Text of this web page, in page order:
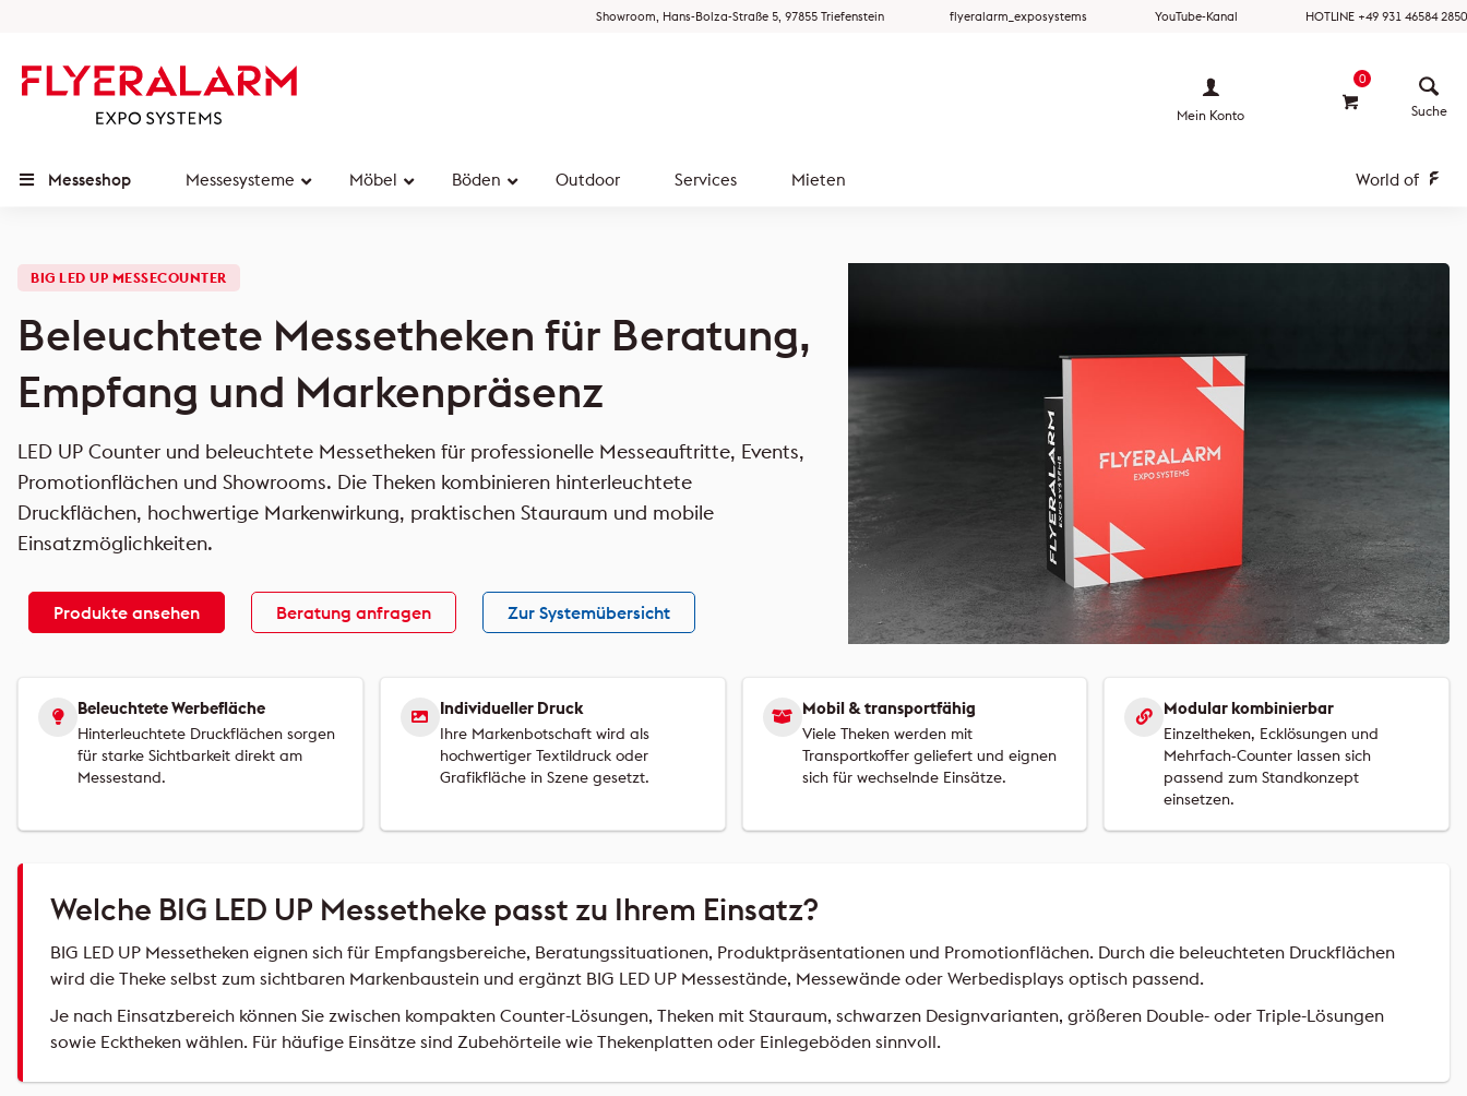
Showroom, Hans-Bolza-Straße 5, 97855 Triefenstein flyeralarm_exposystems YouTube-Kanal HOTLINE +49 931 46584 2850
0
Messeshop Messesysteme Möbel Böden Outdoor Services Mieten World of
Mein Konto
BIG LED UP MESSECOUNTER
Beleuchtete Messetheken für Beratung,
Empfang und Markenpräsenz
LED UP Counter und beleuchtete Messetheken für professionelle Messeauftritte, Events,
Promotionflächen und Showrooms. Die Theken kombinieren hinterleuchtete
Druckflächen, hochwertige Markenwirkung, praktischen Stauraum und mobile
Einsatzmöglichkeiten.
Produkte ansehen Beratung anfragen Zur Systemübersicht
Beleuchtete Werbefläche
Hinterleuchtete Druckflächen sorgen
für starke Sichtbarkeit direkt am
Messestand.
Individueller Druck
Ihre Markenbotschaft wird als
hochwertiger Textildruck oder
Grafikfläche in Szene gesetzt.
Mobil & transportfähig
Viele Theken werden mit
Transportkoffer geliefert und eignen
sich für wechselnde Einsätze.
Modular kombinierbar
Einzeltheken, Ecklösungen und
Mehrfach-Counter lassen sich
passend zum Standkonzept
einsetzen.
Welche BIG LED UP Messetheke passt zu Ihrem Einsatz?
BIG LED UP Messetheken eignen sich für Empfangsbereiche, Beratungssituationen, Produktpräsentationen und Promotionflächen. Durch die beleuchteten Druckflächen
wird die Theke selbst zum sichtbaren Markenbaustein und ergänzt BIG LED UP Messestände, Messewände oder Werbedisplays optisch passend.
Je nach Einsatzbereich können Sie zwischen kompakten Counter-Lösungen, Theken mit Stauraum, schwarzen Designvarianten, größeren Double- oder Triple-Lösungen
sowie Ecktheken wählen. Für häufige Einsätze sind Zubehörteile wie Thekenplatten oder Einlegeböden sinnvoll.